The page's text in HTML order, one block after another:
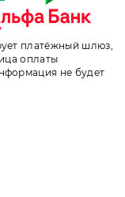
платёжный шлюз,
оплаты
не будет